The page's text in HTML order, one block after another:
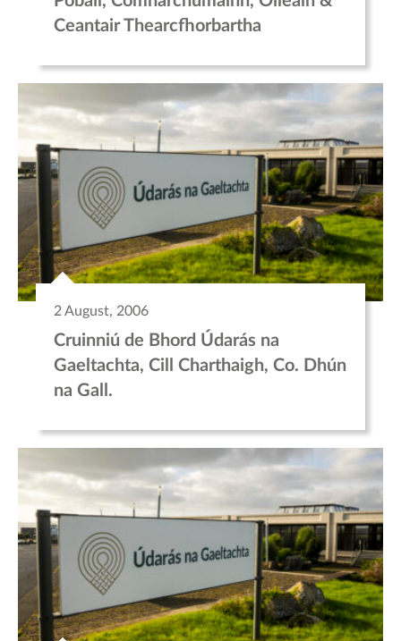
Ceantair Thearcfhorbartha
2 August, 2006
Cruinniú de Bhord Údarás na
Gaeltachta, Cill Charthaigh, Co. Dhún
na Gall.